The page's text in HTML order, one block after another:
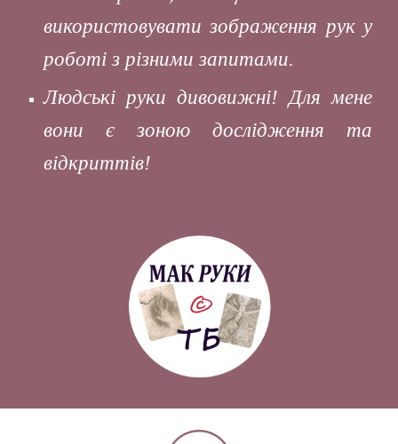
використовувати зображення рук у
роботі з різними запитами.
Людські руки дивовижні! Для мене
вони є зоною дослідження та
відкриттів!